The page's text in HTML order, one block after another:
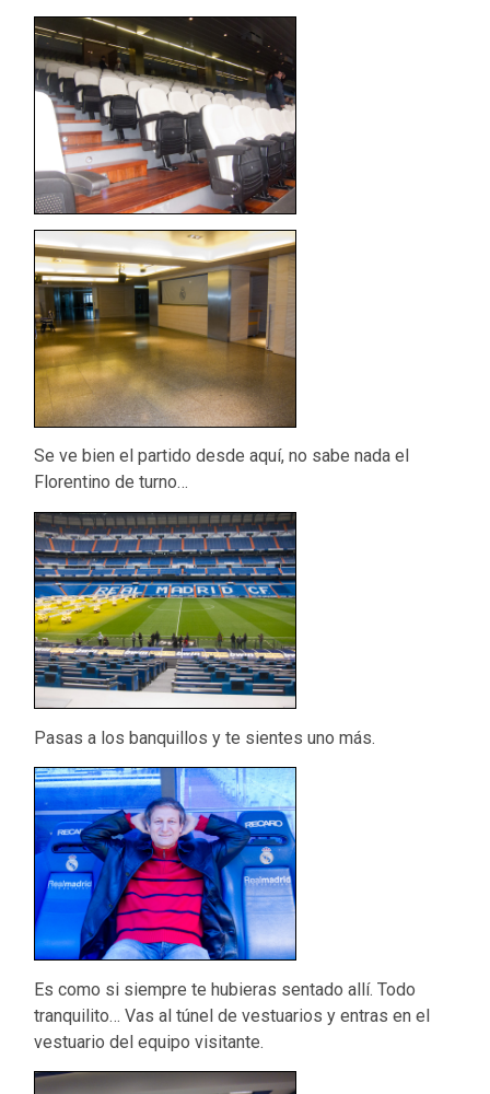
Se ve bien el partido desde aquí, no sabe nada el
Florentino de turno…
Pasas a los banquillos y te sientes uno más.
Es como si siempre te hubieras sentado allí. Todo
tranquilito… Vas al túnel de vestuarios y entras en el
vestuario del equipo visitante.